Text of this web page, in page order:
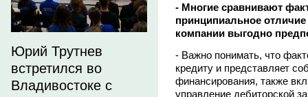
Юрий Трутнев
встретился во
Владивостоке с
- Многие сравнивают
принципиальное
компании выгодно
- Важно понимать, что
кредиту и представляет
финансирования, также
управление дебиторской